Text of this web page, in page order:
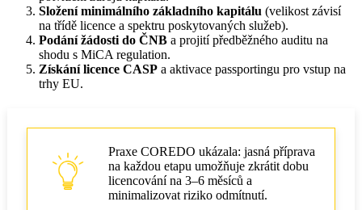
Složení minimálního základního kapitálu (velikost závisí
na třídě licence a spektru poskytovaných služeb).
Podání žádosti do ČNB a projití předběžného auditu na
shodu s MiCA regulation.
Získání licence CASP a aktivace passportingu pro vstup na
trhy EU.
Praxe COREDO ukázala: jasná příprava
na každou etapu umožňuje zkrátit dobu
licencování na 3–6 měsíců a
minimalizovat riziko odmítnutí.